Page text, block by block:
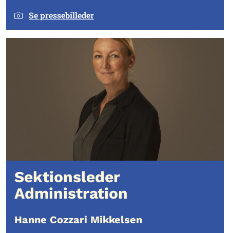
Se pressebilleder
Sektionsleder
Administration
Hanne Cozzari Mikkelsen